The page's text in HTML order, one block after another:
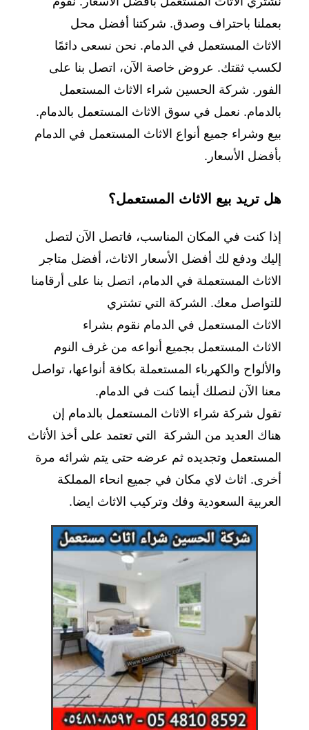
بعملنا باحتراف وصدق. شركتنا أفضل محل
الاثاث المستعمل في الدمام. نحن نسعى دائمًا
لكسب ثقتك. عروض خاصة الآن، اتصل بنا على
الفور. شركة الحسين شراء الاثاث المستعمل
بالدمام. نعمل في سوق الاثاث المستعمل بالدمام.
بيع وشراء جميع أنواع الاثاث المستعمل في الدمام
بأفضل الأسعار.
هل تريد بيع الاثاث المستعمل؟
إذا كنت في المكان المناسب، فاتصل الآن لتصل
إليك ودفع لك أفضل الأسعار الاثاث، أفضل متاجر
الاثاث المستعملة في الدمام، اتصل بنا على أرقامنا
للتواصل معك. الشركة التي تشتري
الاثاث المستعمل في الدمام نقوم بشراء
الاثاث المستعمل بجميع أنواعه من غرف النوم
والألواح والكهرباء المستعملة بكافة أنواعها، تواصل
معنا الآن لنصلك أينما كنت في الدمام.
تقول شركة شراء الاثاث المستعمل بالدمام إن
هناك العديد من الشركة التي تعتمد على أخذ الأثاث
المستعمل وتجديده ثم عرضه حتى يتم شرائه مرة
أخرى. اثاث لاي مكان في جميع انحاء المملكة
العربية السعودية وفك وتركيب الاثاث ايضا.